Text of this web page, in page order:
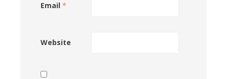
Email *
Website